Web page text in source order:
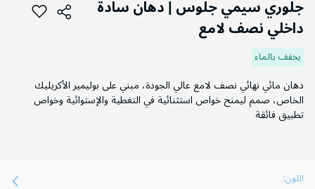
جلوري سيمي جلوس | دهان سادة
داخلي نصف لامع
يخفف بالماء
دهان مائي نهائي نصف لامع عالي الجودة، مبني على بوليمير الأكريليك
الخاص، صمم ليمنح خواص استثنائية في التغطية والإستوائية وخواص
تطبيق فائقة
اللون:
بداية
معرض
الصور